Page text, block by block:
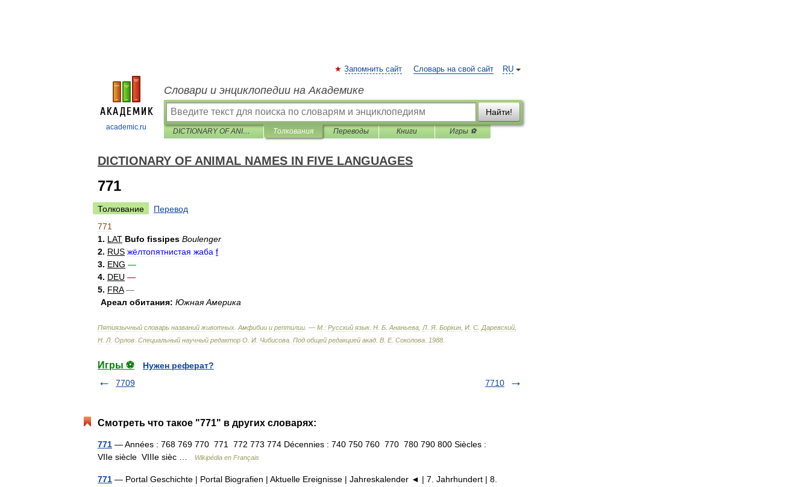
academic.ru
RU
Запомнить сайт Словарь на свой сайт
Словари и энциклопедии на Академике
Найти!
DICTIONARY OF ANIMAL NAMES IN FIVE LANGUAGES Толкования Переводы Книги Игры ⚽
DICTIONARY OF ANIMAL NAMES IN FIVE LANGUAGES
771
Толкование
Перевод
771
1. LAT Bufo fissipes Boulenger
2. RUS жёлтопятнистая жаба f
3. ENG —
4. DEU —
5. FRA —
Ареал обитания: Южная Америка
Пятиязычный словарь названий животных Амфибии и рептилии . — М : Русский язык. Н Б Ананьева Л Я Боркин И С Даревский
Н Л Орлов Специальный научный редактор О И Чибисова Под общей редакцией акад В Е. Соколова 1988
Игры ⚽
Нужен реферат?
7709
7710
Смотреть что такое "771" в других словарях:
771 — Années : 768 769 770 771 772 773 774 Décennies : 740 750 760 770 780 790 800 Siècles :
VIIe siècle VIIIe sièc …
Wikipédia en Français
771 — Portal Geschichte | Portal Biografien | Aktuelle Ereignisse | Jahreskalender ◄ | 7. Jahrhundert | 8.